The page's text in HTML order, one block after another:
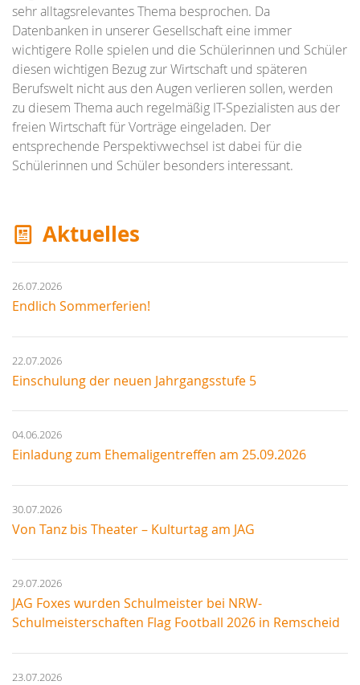
sehr alltagsrelevantes Thema besprochen. Da
Datenbanken in unserer Gesellschaft eine immer
wichtigere Rolle spielen und die Schülerinnen und Schüler
diesen wichtigen Bezug zur Wirtschaft und späteren
Berufswelt nicht aus den Augen verlieren sollen, werden
zu diesem Thema auch regelmäßig IT-Spezialisten aus der
freien Wirtschaft für Vorträge eingeladen. Der
entsprechende Perspektivwechsel ist dabei für die
Schülerinnen und Schüler besonders interessant.
Aktuelles
26.07.2026
Endlich Sommerferien!
22.07.2026
Einschulung der neuen Jahrgangsstufe 5
04.06.2026
Einladung zum Ehemaligentreffen am 25.09.2026
30.07.2026
Von Tanz bis Theater – Kulturtag am JAG
29.07.2026
JAG Foxes wurden Schulmeister bei NRW-
Schulmeisterschaften Flag Football 2026 in Remscheid
23.07.2026